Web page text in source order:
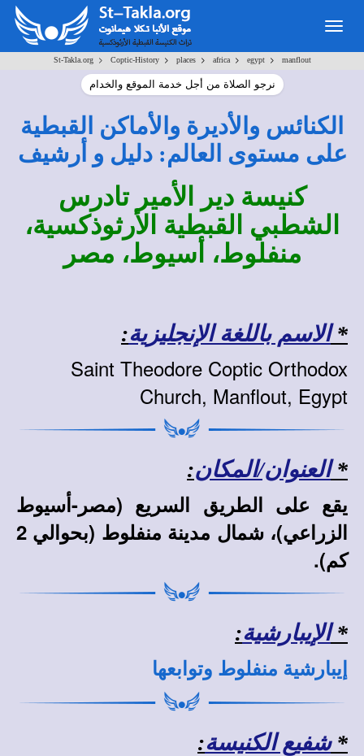
St-Takla.org> Coptic-History> places> africa> egypt> manflout
نرجو الصلاة من أجل خدمة الموقع والخدام
الكنائس والأديرة والأماكن القبطية
على مستوى العالم: دليل و أرشيف
كنيسة دير الأمير تادرس
الشطبي القبطية الأرثوذكسية،
منفلوط، أسيوط، مصر
*الاسم باللغة الإنجليزية:
Saint Theodore Coptic Orthodox
Church, Manflout, Egypt
*العنوان/المكان:
يقع على الطريق السريع (مصر-أسيوط
الزراعي)، شمال مدينة منفلوط (بحوالي 2
كم).
*الإيبارشية:
إيبارشية منفلوط وتوابعها
*شفيع الكنيسة: